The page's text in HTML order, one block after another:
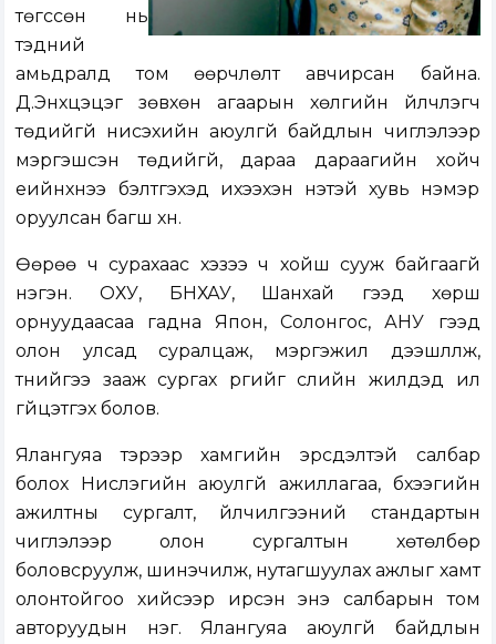
төгссөн нь
тэдний
амьдралд том өөрчлөлт авчирсан байна.
Д.Энхцэцэг зөвхөн агаарын хөлгийн үйлчлэгч
төдийгүй нисэхийн аюулгүй байдлын чиглэлээр
мэргэшсэн төдийгүй, дараа дараагийн хойч
үеийнхнээ бэлтгэхэд ихээхэн үнэтэй хувь нэмэр
оруулсан багш хүн.
Өөрөө ч сурахаас хэзээ ч хойш сууж байгаагүй
нэгэн. ОХУ, БНХАУ, Шанхай гээд хөрш
орнуудаасаа гадна Япон, Солонгос, АНУ гээд
олон улсад суралцаж, мэргэжил дээшлүүлж,
түүнийгээ зааж сургах үүргийг сүүлийн жилүүдэд илүү
гүйцэтгэх болов.
Ялангуяа тэрээр хамгийн эрсдэлтэй салбар
болох Нислэгийн аюулгүй ажиллагаа, бүхээгийн
ажилтны сургалт, үйлчилгээний стандартын
чиглэлээр олон сургалтын хөтөлбөр
боловсруулж, шинэчилж, нутагшуулах ажлыг хамт
олонтойгоо хийсээр ирсэн энэ салбарын том
авторуудын нэг. Ялангуяа аюулгүй байдлын